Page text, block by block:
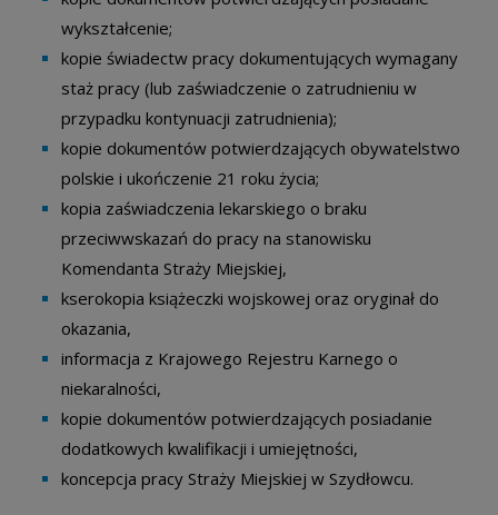
wykształcenie;
kopie świadectw pracy dokumentujących wymagany
staż pracy (lub zaświadczenie o zatrudnieniu w
przypadku kontynuacji zatrudnienia);
kopie dokumentów potwierdzających obywatelstwo
polskie i ukończenie 21 roku życia;
kopia zaświadczenia lekarskiego o braku
przeciwwskazań do pracy na stanowisku
Komendanta Straży Miejskiej,
kserokopia książeczki wojskowej oraz oryginał do
okazania,
informacja z Krajowego Rejestru Karnego o
niekaralności,
kopie dokumentów potwierdzających posiadanie
dodatkowych kwalifikacji i umiejętności,
koncepcja pracy Straży Miejskiej w Szydłowcu.